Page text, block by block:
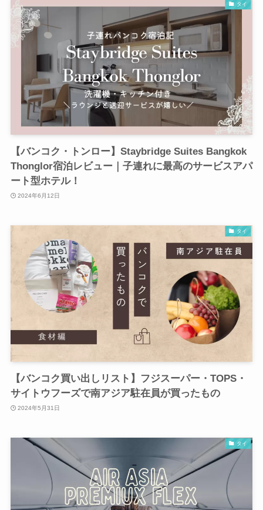
タイ
【バンコク・トンロー】Staybridge Suites Bangkok
Thonglor宿泊レビュー｜子連れに最高のサービスアパ
ート型ホテル！
2024年6月12日
タイ
【バンコク買い出しリスト】フジスーパー・TOPS・
サイトウフーズで南アジア駐在員が買ったもの
2024年5月31日
タイ